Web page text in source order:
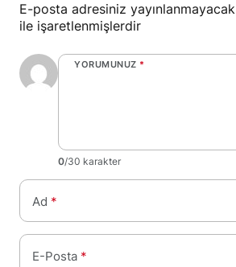
E-posta adresiniz
ile işaretlenmişlerdir
YORUMUNUZ *
0/30 karakter
Ad *
E-Posta *